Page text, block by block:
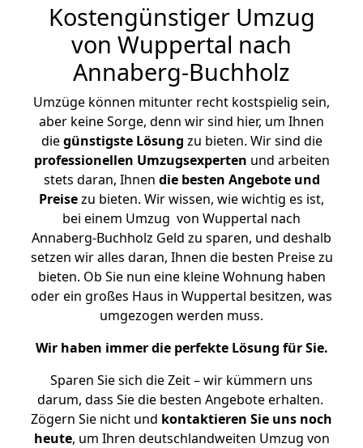
Kostengünstiger Umzug
von Wuppertal nach
Annaberg-Buchholz
Umzüge können mitunter recht kostspielig sein,
aber keine Sorge, denn wir sind hier, um Ihnen
diegünstigste Lösung zu bieten. Wir sind die
professionellen Umzugsexperten und arbeiten
stets daran, Ihnen die besten Angebote und
Preisezu bieten. Wir wissen, wie wichtig es ist,
bei einem Umzug von Wuppertal nach
Annaberg-Buchholz Geld zu sparen, und deshalb
setzen wir alles daran, Ihnen die besten Preise zu
bieten. Ob Sie nun eine kleine Wohnung haben
oder ein großes Haus in Wuppertal besitzen, was
umgezogen werden muss.
Wir haben immer die perfekte Lösung für Sie.
Sparen Sie sich die Zeit – wir kümmern uns
darum, dass Sie die besten Angebote erhalten.
Zögern Sie nicht und kontaktieren Sie uns noch
heute, um Ihren deutschlandweiten Umzug von